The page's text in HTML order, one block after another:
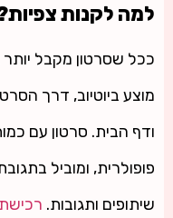
למה לקנות
ככל שסרטון מקבל יותר
מוצע ביוטיוב, דרך
ודף הבית. סרטון עם
פופולרית, ומוביל
שיתופים ותגובות.